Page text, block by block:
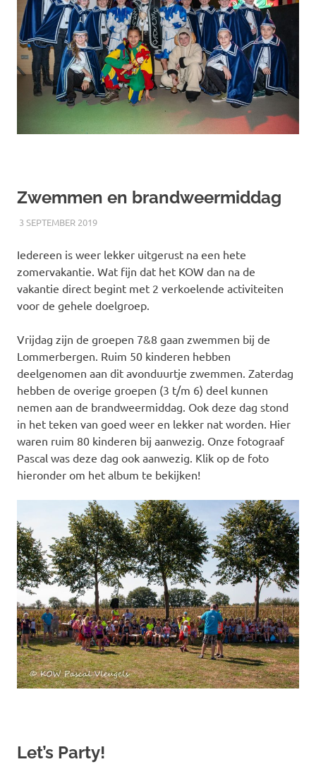
Zwemmen en brandweermiddag
3 SEPTEMBER 2019RICK
NIEUWS
Iedereen is weer lekker uitgerust na een hete
zomervakantie. Wat fijn dat het KOW dan na de
vakantie direct begint met 2 verkoelende activiteiten
voor de gehele doelgroep.
Vrijdag zijn de groepen 7&8 gaan zwemmen bij de
Lommerbergen. Ruim 50 kinderen hebben
deelgenomen aan dit avonduurtje zwemmen. Zaterdag
hebben de overige groepen (3 t/m 6) deel kunnen
nemen aan de brandweermiddag. Ook deze dag stond
in het teken van goed weer en lekker nat worden. Hier
waren ruim 80 kinderen bij aanwezig. Onze fotograaf
Pascal was deze dag ook aanwezig. Klik op de foto
hieronder om het album te bekijken!
Let’s Party!